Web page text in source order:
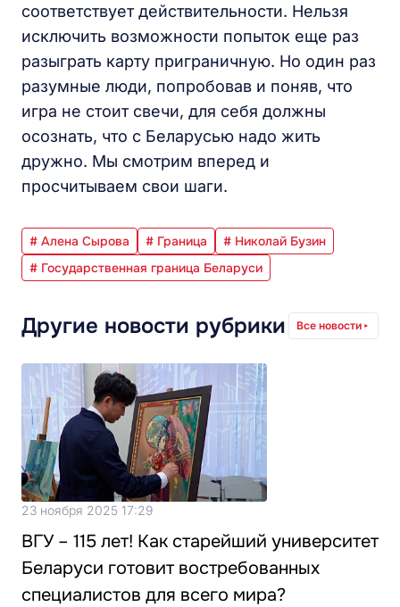
соответствует действительности. Нельзя
исключить возможности попыток еще раз
разыграть карту приграничную. Но один раз
разумные люди, попробовав и поняв, что
игра не стоит свечи, для себя должны
осознать, что с Беларусью надо жить
дружно. Мы смотрим вперед и
просчитываем свои шаги.
# Алена Сырова # Граница
# Николай Бузин
# Государственная граница Беларуси
Другие новости рубрики Все новости
23 ноября 2025 17:29
ВГУ – 115 лет! Как старейший университет
Беларуси готовит востребованных
специалистов для всего мира?